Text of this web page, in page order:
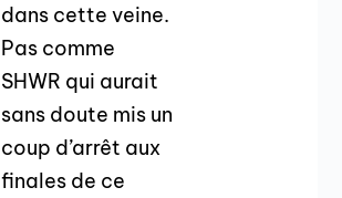
dans cette veine.
Pas comme
SHWR qui aurait
sans doute mis un
coup d’arrêt aux
finales de ce